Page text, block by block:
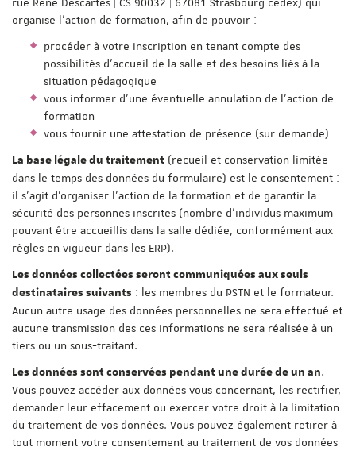
organise l'action de formation, afin de pouvoir :
procéder à votre inscription en tenant compte des
possibilités d'accueil de la salle et des besoins liés à la
situation pédagogique
vous informer d'une éventuelle annulation de l'action de
formation
vous fournir une attestation de présence (sur demande)
La base légale du traitement (recueil et conservation limitée
dans le temps des données du formulaire) est le consentement :
il s'agit d'organiser l'action de la formation et de garantir la
sécurité des personnes inscrites (nombre d'individus maximum
pouvant être accueillis dans la salle dédiée, conformément aux
règles en vigueur dans les ERP).
Les données collectées seront communiquées aux seuls
destinataires suivants : les membres du PSTN et le formateur.
Aucun autre usage des données personnelles ne sera effectué et
aucune transmission des ces informations ne sera réalisée à un
tiers ou un sous-traitant.
Les données sont conservées pendant une durée de un an.
Vous pouvez accéder aux données vous concernant, les rectifier,
demander leur effacement ou exercer votre droit à la limitation
du traitement de vos données. Vous pouvez également retirer à
tout moment votre consentement au traitement de vos données